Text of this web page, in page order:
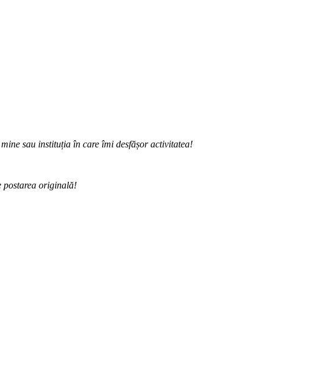
sau instituția în care îmi desfășor activitatea!
postarea originală!